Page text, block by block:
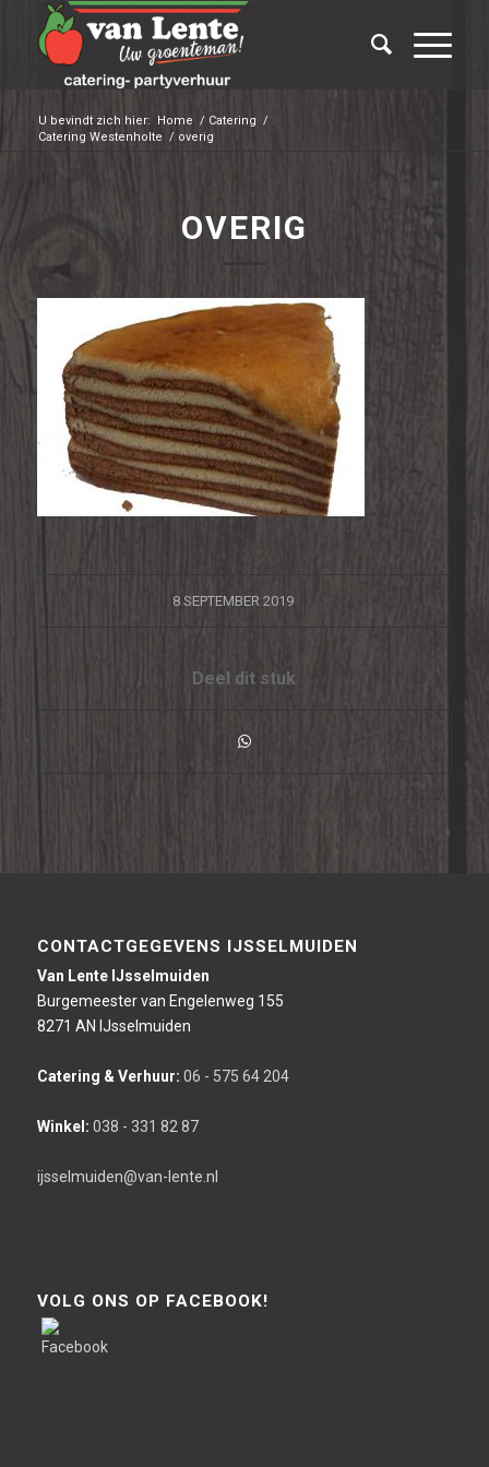
U bevindt zich hier: Home / Catering /
Catering Westenholte / overig
OVERIG
8 SEPTEMBER 2019
/
Deel dit stuk
CONTACTGEGEVENS IJSSELMUIDEN
Van Lente IJsselmuiden
Burgemeester van Engelenweg 155
8271 AN IJsselmuiden
Catering & Verhuur: 06 - 575 64 204
Winkel: 038 - 331 82 87
ijsselmuiden@van-lente.nl
VOLG ONS OP FACEBOOK!